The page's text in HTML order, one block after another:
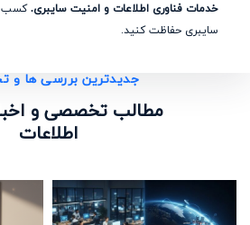
خدمات فناوری اطلاعات و امنیت سایبری.کسب
سایبری حفاظت کنید.
جدیدترین بررسی ها و
مطالب تخصصی و
اطلاعات